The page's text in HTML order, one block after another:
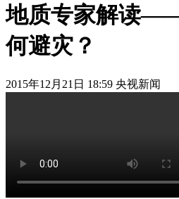
地质专家解读
何避灾？
2015年12月21日 18:59 央视新闻